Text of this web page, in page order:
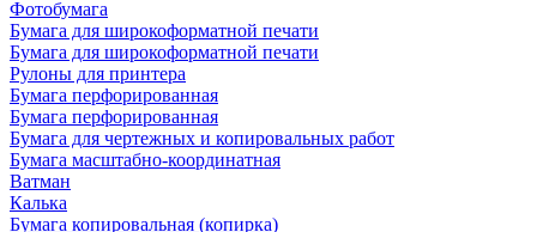
Фотобумага
Бумага для широкоформатной печати
Бумага для широкоформатной печати
Рулоны для принтера
Бумага перфорированная
Бумага перфорированная
Бумага для чертежных и копировальных работ
Бумага масштабно-координатная
Ватман
Калька
Бумага копировальная (копирка)